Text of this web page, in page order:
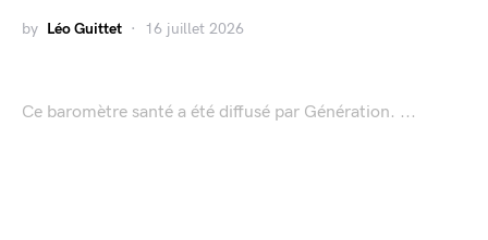
by Léo Guittet 16 juillet 2026
Ce baromètre santé a été diffusé par Génération. ...